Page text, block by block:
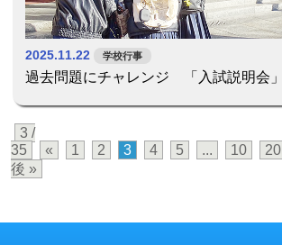
2025.11.22 学校行事
過去問題にチャレンジ 「入試説明会」
3 /
35
« 1 2 3 4 5 ... 10 20
後 »